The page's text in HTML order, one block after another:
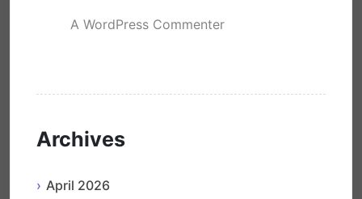
A WordPress Commenter
Archives
April 2026